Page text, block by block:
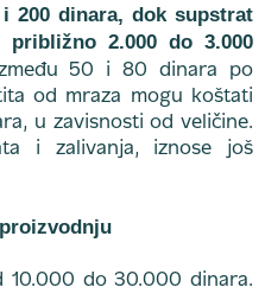
200 dinara, dok supstrat
2.000 do 3.000
50 i 80 dinara po
od mraza mogu koštati
u zavisnosti od veličine.
i zalivanja, iznose još
10.000 do 30.000 dinara.